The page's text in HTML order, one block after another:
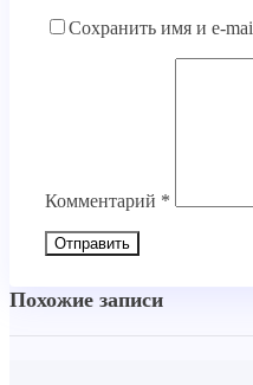
Сохранить имя и e-
Комментарий *
Похожие записи